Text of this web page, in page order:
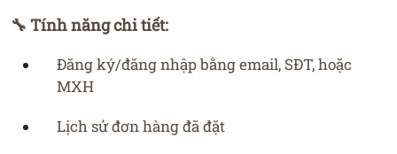
🔧 Tính năng chi tiết:
Đăng ký/đăng nhập bằng email, SĐT, hoặc
MXH
Lịch sử đơn hàng đã đặt